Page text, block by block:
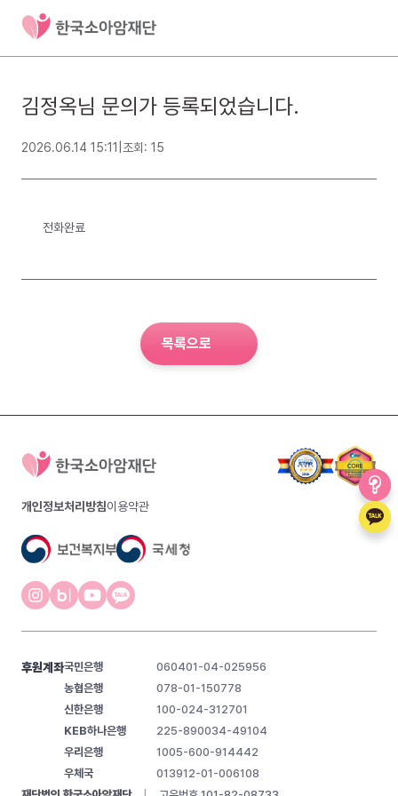
김정옥님 문의가 등록되었습니다.
2026.06.14 15:11 조회: 15
전화완료
목록으로
개인정보처리방침이용약관
후원계좌국민은행
060401-04-025956
농협은행
078-01-150778
신한은행
100-024-312701
KEB하나은행
225-890034-49104
우리은행
1005-600-914442
우체국
013912-01-006108